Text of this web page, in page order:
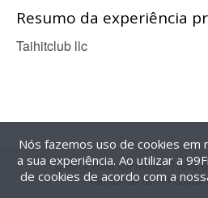
Resumo da experiência
Taihitclub llc
@2014-2026 99Freelas. Todos
Termos de uso| Política
Nós fazemos uso de cookies em
a sua experiência. Ao utilizar a
de cookies de acordo com a